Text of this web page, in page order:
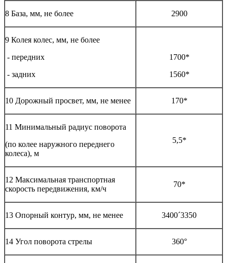
8 База, мм, не более 2900
9 Колея колес, мм, не более
- передних
- задних
1700*
1560*
10 Дорожный просвет, мм, не менее 170*
11 Минимальный радиус поворота
(по колее наружного переднего
колеса), м
5,5*
12 Максимальная транспортная
скорость передвижения, км/ч
70*
13 Опорный контур, мм, не менее 3400´3350
14 Угол поворота стрелы 360°